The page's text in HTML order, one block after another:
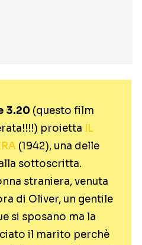
3.20 (questo film
proietta
IL
(1942), una delle
sottoscritta.
straniera, venuta
di Oliver, un gentile
si sposano ma la
il marito perchè